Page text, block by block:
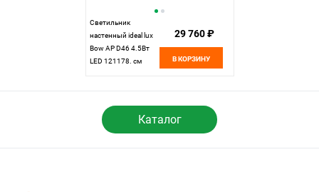
Светильник
настенный ideal lux
Bow AP D46 4.5Вт
LED 121178. см
29 760 ₽
В КОРЗИНУ
Каталог